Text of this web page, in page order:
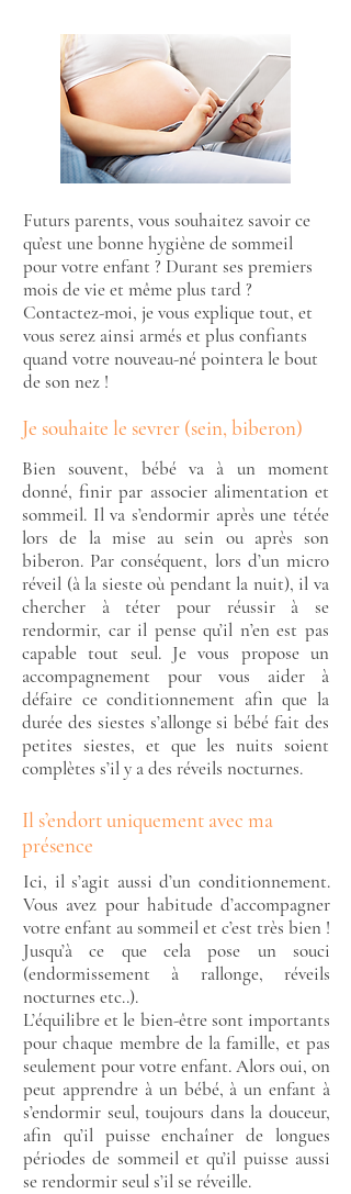
Futurs parents, vous souhaitez savoir ce
qu’est une bonne hygiène de sommeil
pour votre enfant ? Durant ses premiers
mois de vie et même plus tard ?
Contactez-moi, je vous explique tout, et
vous serez ainsi armés et plus confiants
quand votre nouveau-né pointera le bout
de son nez !
Je souhaite le sevrer (sein, biberon)
Bien souvent, bébé va à un moment
donné, finir par associer alimentation et
sommeil. Il va s’endormir après une tétée
lors de la mise au sein ou après son
biberon. Par conséquent, lors d’un micro
réveil (à la sieste où pendant la nuit), il va
chercher à téter pour réussir à se
rendormir, car il pense qu’il n’en est pas
capable tout seul. Je vous propose un
accompagnement pour vous aider à
défaire ce conditionnement afin que la
durée des siestes s’allonge si bébé fait des
petites siestes, et que les nuits soient
complètes s’il y a des réveils nocturnes.
Il s’endort uniquement avec ma
présence
Ici, il s’agit aussi d’un conditionnement.
Vous avez pour habitude d’accompagner
votre enfant au sommeil et c’est très bien !
Jusqu’à ce que cela pose un souci
(endormissement à rallonge, réveils
nocturnes etc..).
L’équilibre et le bien-être sont importants
pour chaque membre de la famille, et pas
seulement pour votre enfant. Alors oui, on
peut apprendre à un bébé, à un enfant à
s’endormir seul, toujours dans la douceur,
afin qu’il puisse enchaîner de longues
périodes de sommeil et qu’il puisse aussi
se rendormir seul s’il se réveille.